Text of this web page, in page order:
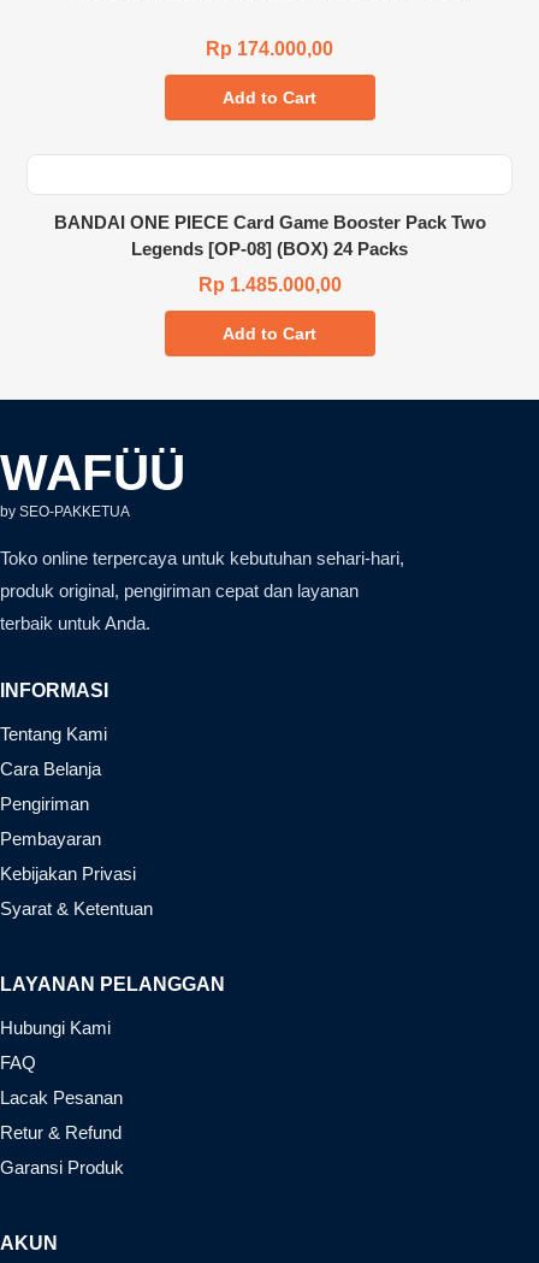
Rp 174.000,00
Add to Cart
BANDAI ONE PIECE Card Game Booster Pack Two
Legends [OP-08] (BOX) 24 Packs
Rp 1.485.000,00
Add to Cart
WAFÜÜ
by SEO-PAKKETUA
Toko online terpercaya untuk kebutuhan sehari-hari,
produk original, pengiriman cepat dan layanan
terbaik untuk Anda.
INFORMASI
Tentang Kami
Cara Belanja
Pengiriman
Pembayaran
Kebijakan Privasi
Syarat & Ketentuan
LAYANAN PELANGGAN
Hubungi Kami
FAQ
Lacak Pesanan
Retur & Refund
Garansi Produk
AKUN